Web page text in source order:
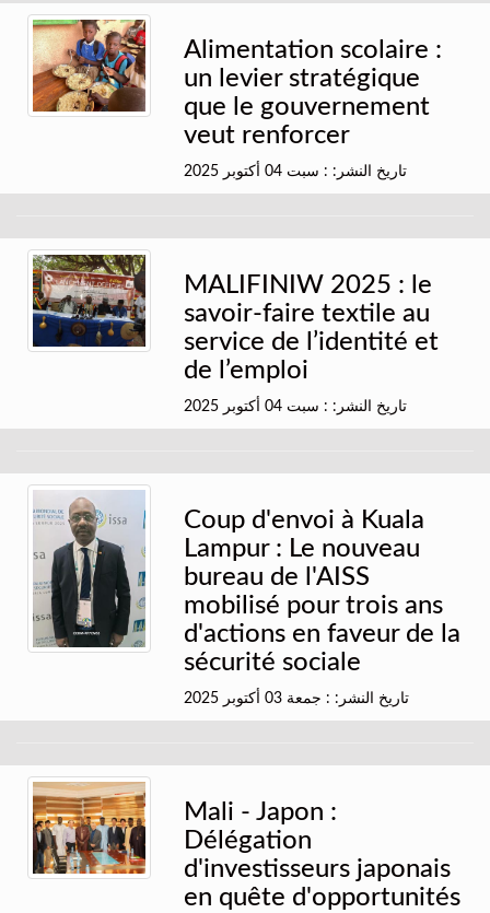
Alimentation scolaire :
un levier stratégique
que le gouvernement
veut renforcer
تاريخ النشر: : سبت 04 أكتوبر 2025
MALIFINIW 2025 : le
savoir-faire textile au
service de l’identité et
de l’emploi
تاريخ النشر: : سبت 04 أكتوبر 2025
Coup d'envoi à Kuala
Lampur : Le nouveau
bureau de l'AISS
mobilisé pour trois ans
d'actions en faveur de la
sécurité sociale
تاريخ النشر: : جمعة 03 أكتوبر 2025
Mali - Japon :
Délégation
d'investisseurs japonais
en quête d'opportunités